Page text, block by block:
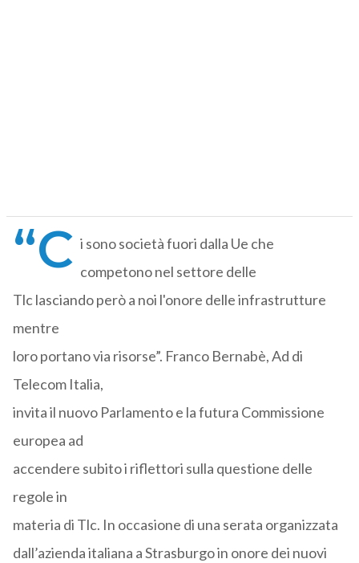
“C i sono società fuori dalla Ue che
competono nel settore delle
Tlc lasciando però a noi l'onore delle infrastrutture
mentre
loro portano via risorse”. Franco Bernabè, Ad di
Telecom Italia,
invita il nuovo Parlamento e la futura Commissione
europea ad
accendere subito i riflettori sulla questione delle
regole in
materia di Tlc. In occasione di una serata organizzata
dall’azienda italiana a Strasburgo in onore dei nuovi